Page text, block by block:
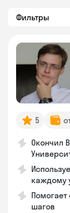
Фильтры
5
Окончил
каждому
шагов